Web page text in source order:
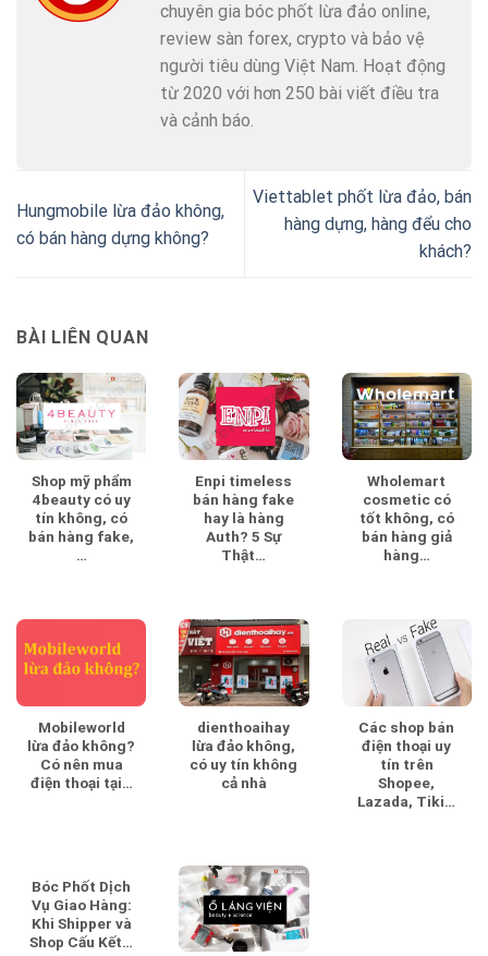
chuyên gia bóc phốt lừa đảo online,
review sàn forex, crypto và bảo vệ
người tiêu dùng Việt Nam. Hoạt động
từ 2020 với hơn 250 bài viết điều tra
và cảnh báo.
Hungmobile lừa đảo không,
có bán hàng dựng không?
Viettablet phốt lừa đảo, bán
hàng dựng, hàng đểu cho
khách?
BÀI LIÊN QUAN
Shop mỹ phẩm
4beauty có uy
tín không, có
bán hàng fake,
…
Enpi timeless
bán hàng fake
hay là hàng
Auth? 5 Sự
Thật…
Wholemart
cosmetic có
tốt không, có
bán hàng giả
hàng…
Mobileworld
lừa đảo không?
Có nên mua
điện thoại tại…
dienthoaihay
lừa đảo không,
có uy tín không
cả nhà
Các shop bán
điện thoại uy
tín trên
Shopee,
Lazada, Tiki…
Bóc Phốt Dịch
Vụ Giao Hàng:
Khi Shipper và
Shop Cấu Kết…